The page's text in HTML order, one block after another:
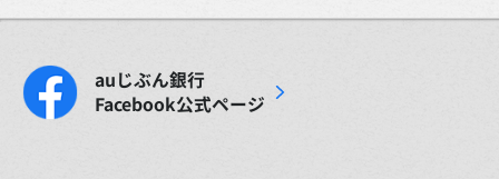
auじぶん銀行
Facebook公式ページ